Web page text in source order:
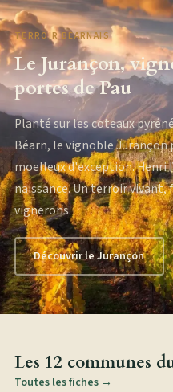
TERROIR BÉARNAIS
Le Jurançon,
portes de Pau
Planté sur les coteaux
Béarn, le vignoble Jurançon
moelleux d'exception. Henri
naissance. Un terroir vivant,
vignerons.
Découvrir le Jurançon
Les 12 communes
Toutes les fiches →